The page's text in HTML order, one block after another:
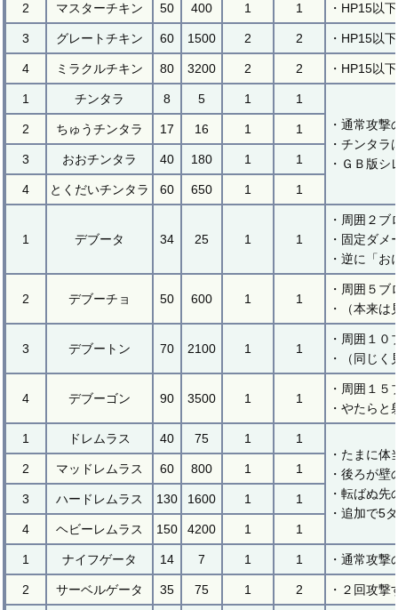
2 マスターチキン 50 400 1 1 ・HP15以
3 グレートチキン 60 1500 2 2 ・HP15以
4 ミラクルチキン 80 3200 2 2 ・HP15以
1 チンタラ 8 5 1
1
・通常攻撃
・チンタ
・ＧＢ版
2 ちゅうチンタラ 17 16 1 1
3 おおチンタラ 40 180 1 1
4 とくだいチンタラ 60 650 1 1
1 デブータ 34 25 1 1
・周囲２
・固定ダ
・逆に「
2 デブーチョ 50 600 1 1
・周囲５
・（本来
3 デブートン 70 2100 1 1
・周囲１
・（同じ
4 デブーゴン 90 3500 1 1
・周囲１
・やたら
1 ドレムラス 40 75 1
1
・たまに
・後ろが壁
・転ばぬ
・追加で5
2 マッドレムラス 60 800 1 1
3 ハードレムラス 130 1600 1 1
4 ヘビーレムラス 150 4200 1 1
1 ナイフゲータ 14 7 1 1 ・通常攻撃
2 サーベルゲータ 35 75 1 2 ・２回攻